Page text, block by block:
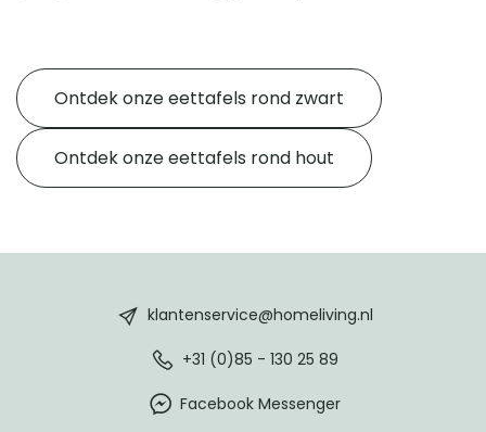
Ontdek onze eettafels rond zwart
Ontdek onze eettafels rond hout
klantenservice@homeliving.nl
+31 (0)85 - 130 25 89
Facebook Messenger